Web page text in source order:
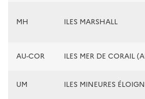
MH ILES MARSHALL
AU-COR ILES MER DE CORAIL
UM ILES MINEURES